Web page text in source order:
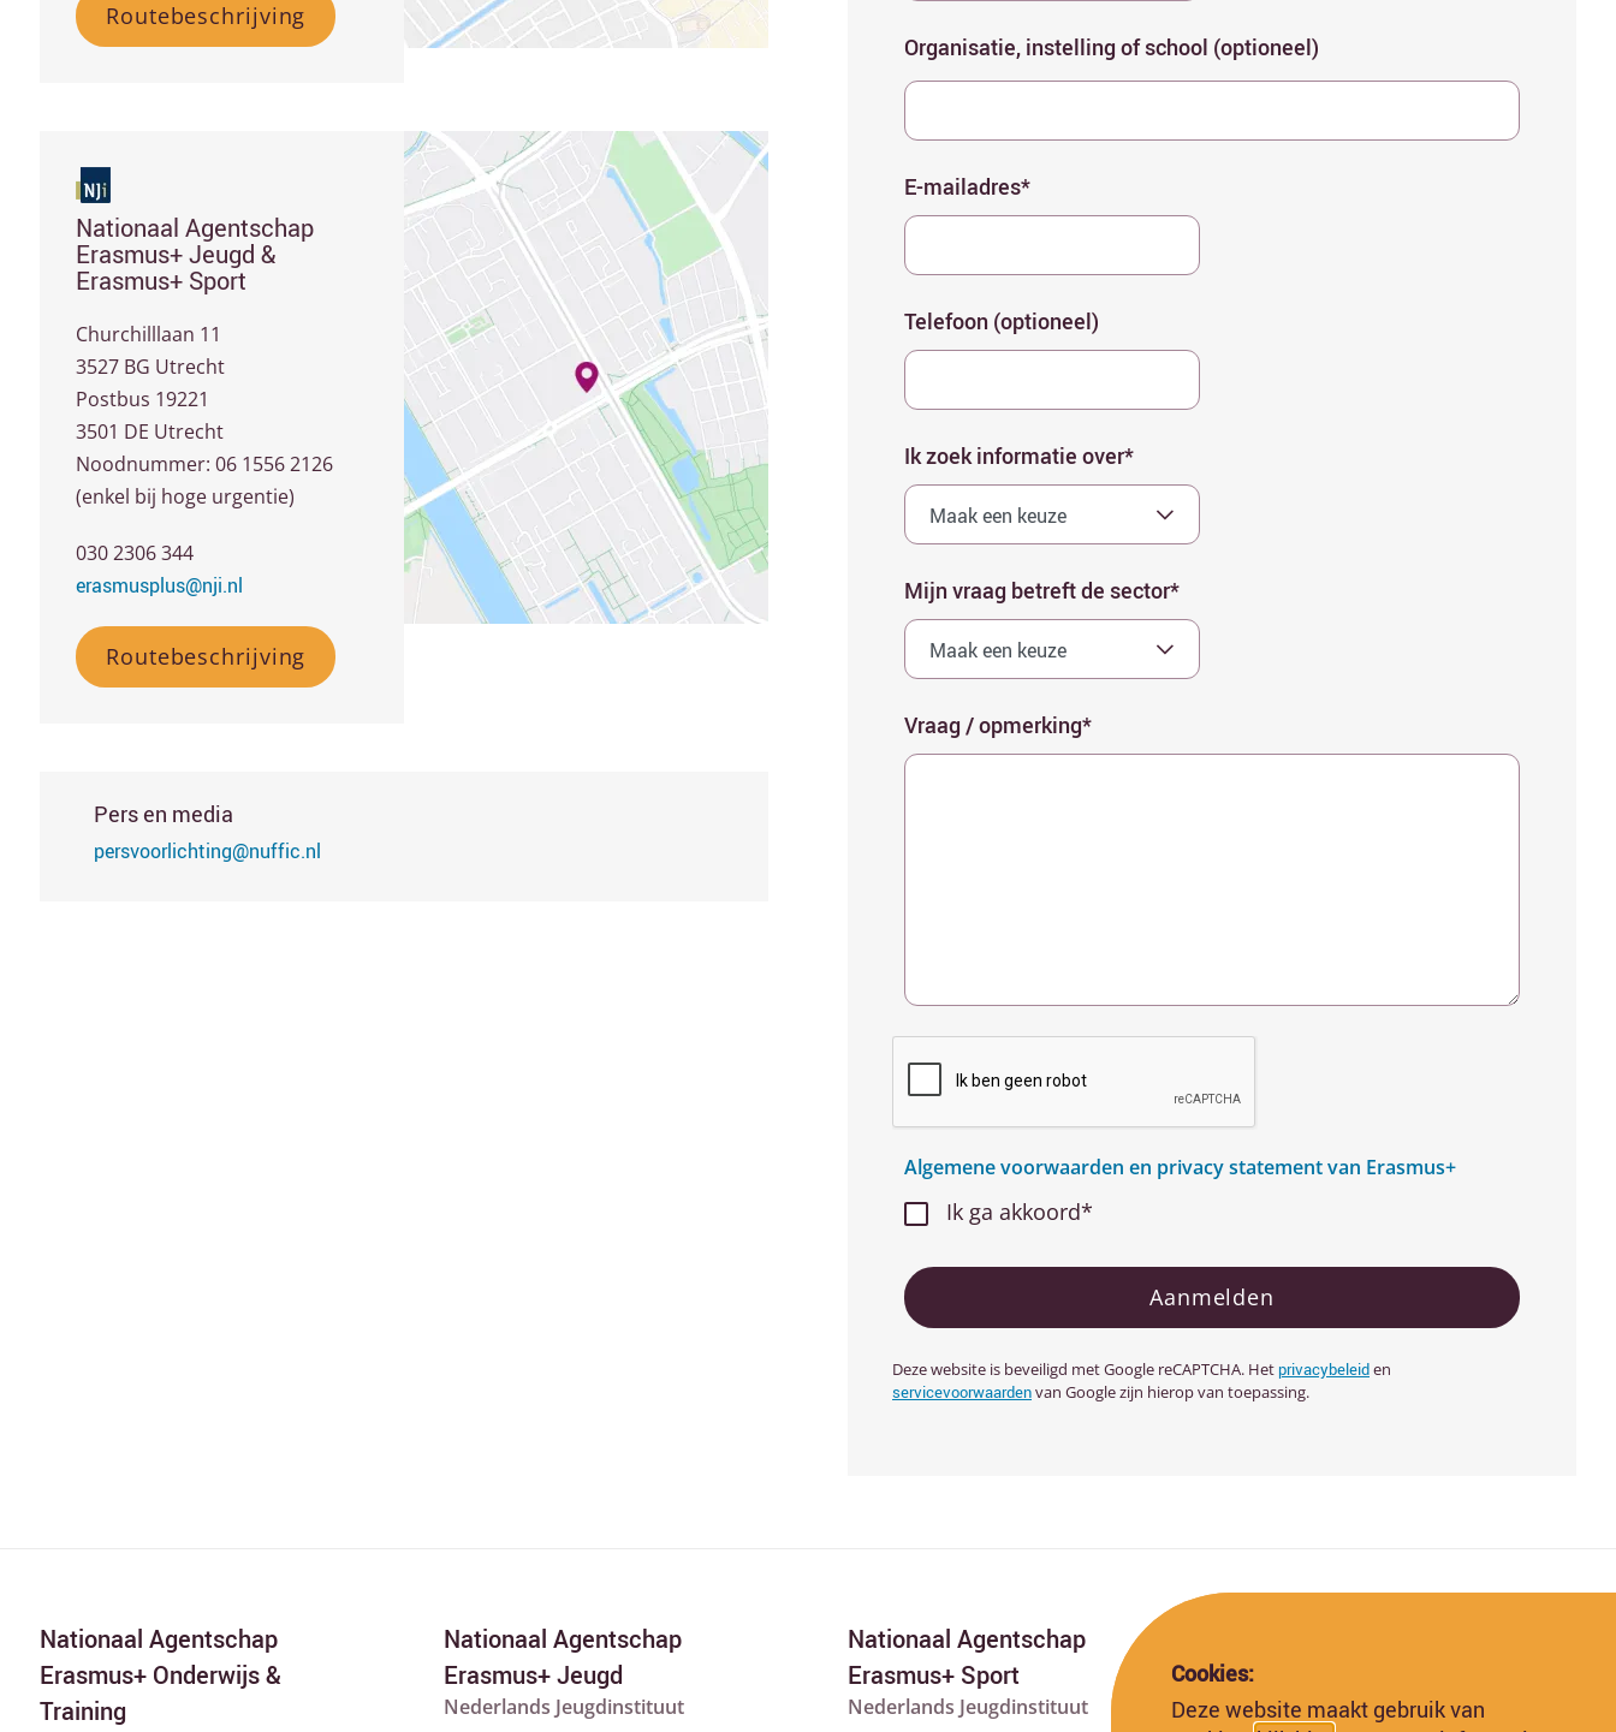
Routebeschrijving
Nationaal Agentschap
Erasmus+ Jeugd &
Erasmus+ Sport
Churchilllaan 11
3527 BG Utrecht
Postbus 19221
3501 DE Utrecht
Noodnummer: 06 1556 2126
(enkel bij hoge urgentie)
030 2306 344
erasmusplus@nji.nl
Routebeschrijving
Pers en media
persvoorlichting@nuffic.nl
Organisatie, instelling of school (optioneel)
E-mailadres*
Telefoon (optioneel)
Ik zoek informatie over*
Mijn vraag betreft de sector*
Vraag / opmerking*
Algemene voorwaarden en privacy statement van Erasmus+
Ik ga akkoord*
Aanmelden
Deze website is beveiligd met Google reCAPTCHA. Hetprivacybeleiden
servicevoorwaardenvan Google zijn hierop van toepassing.
Nationaal Agentschap
Erasmus+ Onderwijs &
Training
Nationaal Agentschap
Erasmus+ Jeugd
Nederlands Jeugdinstituut
Nationaal Agentschap
Erasmus+ Sport
Nederlands Jeugdinstituut
Deze website is gefinancierd met subsidie van
Cookies:
Deze website maakt gebruik van